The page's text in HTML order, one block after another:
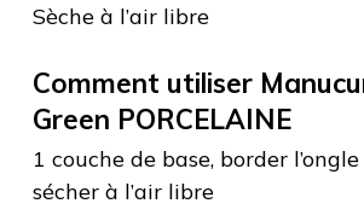
Sèche à l’air libre
Comment utiliser
Green PORCELAINE
1 couche de base, border
sécher à l’air libre